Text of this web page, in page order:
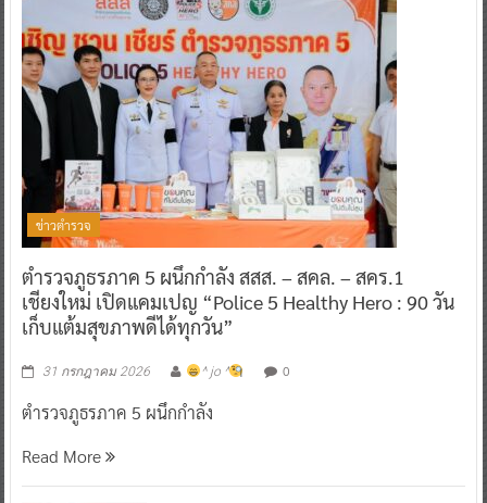
ข่าวตำรวจ
ตำรวจภูธรภาค 5 ผนึกกำลัง สสส. – สคล. – สคร.1
เชียงใหม่ เปิดแคมเปญ “Police 5 Healthy Hero : 90 วัน
เก็บแต้มสุขภาพดีได้ทุกวัน”
31 กรกฎาคม 2026 ^ jo ^ 0
ตำรวจภูธรภาค 5 ผนึกกำลัง
Read More